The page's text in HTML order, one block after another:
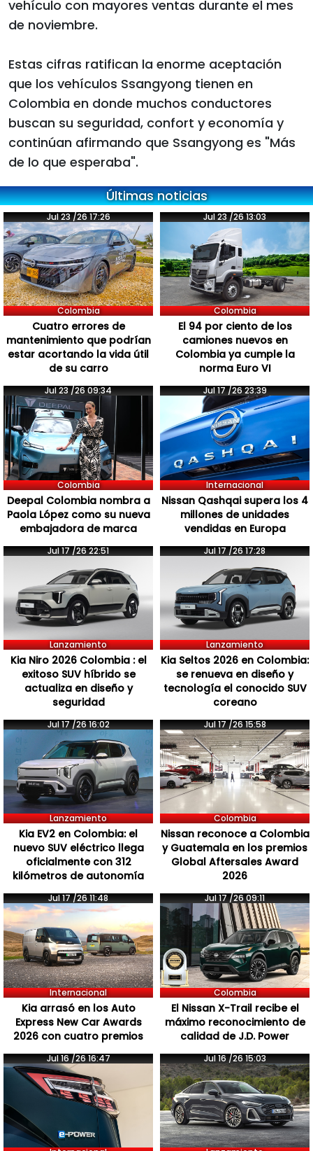
vehículo con mayores ventas durante el mes
de noviembre.
Estas cifras ratifican la enorme aceptación
que los vehículos Ssangyong tienen en
Colombia en donde muchos conductores
buscan su seguridad, confort y economía y
continúan afirmando que Ssangyong es "Más
de lo que esperaba".
Últimas noticias
Jul 23 /26 17:26
Colombia
Cuatro errores de
mantenimiento que podrían
estar acortando la vida útil
de su carro
Jul 23 /26 13:03
Colombia
El 94 por ciento de los
camiones nuevos en
Colombia ya cumple la
norma Euro VI
Jul 23 /26 09:34
Colombia
Deepal Colombia nombra a
Paola López como su nueva
embajadora de marca
Jul 17 /26 23:39
Internacional
Nissan Qashqai supera los 4
millones de unidades
vendidas en Europa
Jul 17 /26 22:51
Lanzamiento
Kia Niro 2026 Colombia : el
exitoso SUV híbrido se
actualiza en diseño y
seguridad
Jul 17 /26 17:28
Lanzamiento
Kia Seltos 2026 en Colombia:
se renueva en diseño y
tecnología el conocido SUV
coreano
Jul 17 /26 16:02
Lanzamiento
Kia EV2 en Colombia: el
nuevo SUV eléctrico llega
oficialmente con 312
kilómetros de autonomía
Jul 17 /26 15:58
Colombia
Nissan reconoce a Colombia
y Guatemala en los premios
Global Aftersales Award
2026
Jul 17 /26 11:48
Internacional
Kia arrasó en los Auto
Express New Car Awards
2026 con cuatro premios
Jul 17 /26 09:11
Colombia
El Nissan X-Trail recibe el
máximo reconocimiento de
calidad de J.D. Power
Jul 16 /26 16:47 Jul 16 /26 15:03